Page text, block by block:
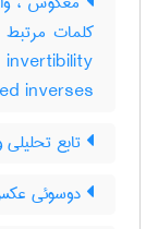
inverses
تابع تحلیلی
دوسوئی